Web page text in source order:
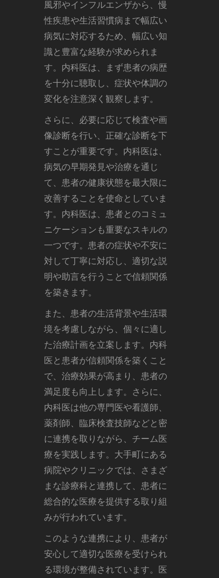
風邪やインフルエンザから、慢
性疾患や生活習慣病まで幅広い
病気に対応するため、幅広い知
識と豊富な経験が求められま
す。内科医は、まず患者の病歴
を十分に聴取し、症状や体調の
変化を注意深く観察します。
さらに、必要に応じて検査や画
像診断を行い、正確な診断を下
すことが重要です。内科医は、
病気の早期発見や治療を通じ
て、患者の健康状態を最大限に
改善することを使命としていま
す。内科医は、患者とのコミュ
ニケーションも重要なスキルの
一つです。患者の症状や不安に
対して丁寧に対応し、適切な説
明や助言を行うことで信頼関係
を築きます。
また、患者の生活背景や生活環
境を考慮しながら、個々に適し
た治療計画を立案します。内科
医と患者が信頼関係を築くこと
で、治療効果が高まり、患者の
満足度も向上します。さらに、
内科医は他の専門医や看護師、
薬剤師、臨床検査技師などと密
に連携を取りながら、チーム医
療を実践します。大手町にある
病院やクリニックでは、さまざ
まな診療科と連携して、患者に
総合的な医療を提供する取り組
みが行われています。
このような連携により、患者が
安心して適切な医療を受けられ
る環境が整備されています。医